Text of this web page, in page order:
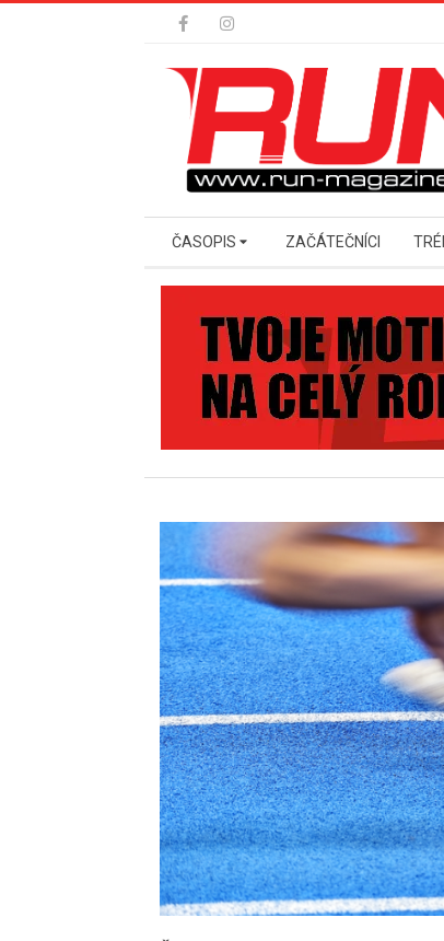
Secondary
Menu
ČASOPIS ZAČÁTEČNÍCI